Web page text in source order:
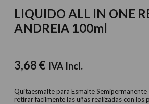
LIQUIDO ALL IN ONE
ANDREIA 100ml
3,68 € IVA Incl.
Quitaesmalte para Esmalte
retirar facilmente las uñas realizadas con los